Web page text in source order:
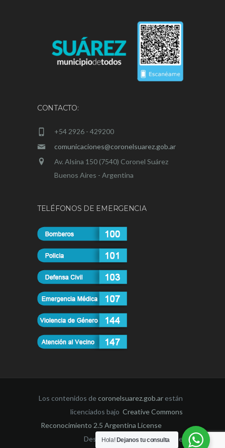
CONTACTO:
+54 2926 - 429200
comunicaciones@coronelsuarez.gob.ar
Av. Alsina 150 (7540) Coronel Suárez
Buenos Aires - Argentina
TELÉFONOS DE EMERGENCIA
Los contenidos decoronelsuarez.gob.ar están
licenciados bajo Creative Commons
Reconocimiento 2.5 Argentina License
Desarrollado por la Dirección de
Hola! Dejanos tu consulta